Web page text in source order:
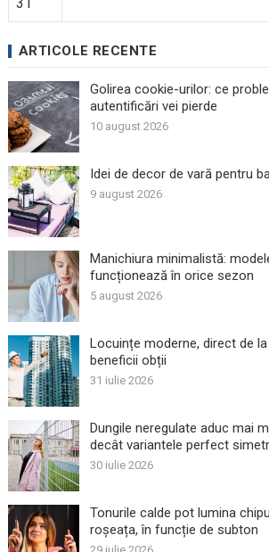
ARTICOLE RECENTE
Golirea cookie-urilor: ce
autentificări vei pierde
10 august 2026
Idei de decor de vară pentru
9 august 2026
Manichiura minimalistă:
funcționează în orice sezon
5 august 2026
Locuințe moderne, direct de
beneficii obții
31 iulie 2026
Dungile neregulate aduc mai
decât variantele perfect
30 iulie 2026
Tonurile calde pot lumina
roșeața, în funcție de subton